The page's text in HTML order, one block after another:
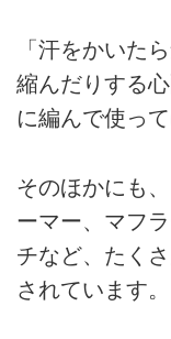
「汗をかいた
縮んだりする
に編んで使っ
そのほかにも
ーマー、マフ
チなど、たく
されています。